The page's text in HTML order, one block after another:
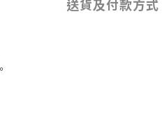
送貨及付款方式